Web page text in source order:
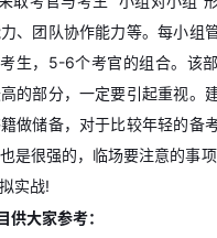
、团队协作能力等。每小组
生，5-6个考官的组合。该
的部分，一定要引起重视。
做储备，对于比较年轻的备
是很强的，临场要注意的事
实战!
供大家参考：